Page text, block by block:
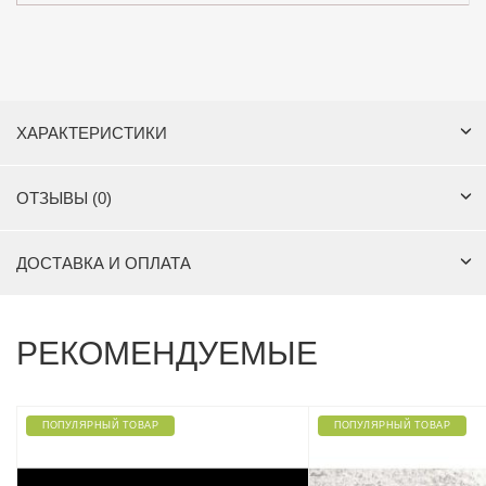
ХАРАКТЕРИСТИКИ
ОТЗЫВЫ (0)
ДОСТАВКА И ОПЛАТА
РЕКОМЕНДУЕМЫЕ
ПОПУЛЯРНЫЙ ТОВАР ПОПУЛЯРНЫЙ ТОВАР